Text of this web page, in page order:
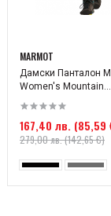
MARMOT
Дамски Панталон
Women's Mountain...
167,40 лв. (85,59
279,00 лв. (142,65 €)